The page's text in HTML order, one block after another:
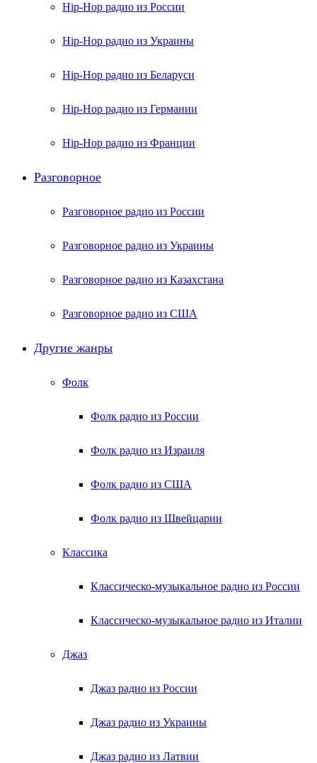
Hip-Hop радио из России
Hip-Hop радио из Украины
Hip-Hop радио из Беларуси
Hip-Hop радио из Германии
Hip-Hop радио из Франции
Разговорное
Разговорное радио из России
Разговорное радио из Украины
Разговорное радио из Казахстана
Разговорное радио из США
Другие жанры
Фолк
Фолк радио из России
Фолк радио из Израиля
Фолк радио из США
Фолк радио из Швейцарии
Классика
Классическо-музыкальное радио из России
Классическо-музыкальное радио из Италии
Джаз
Джаз радио из России
Джаз радио из Украины
Джаз радио из Латвии